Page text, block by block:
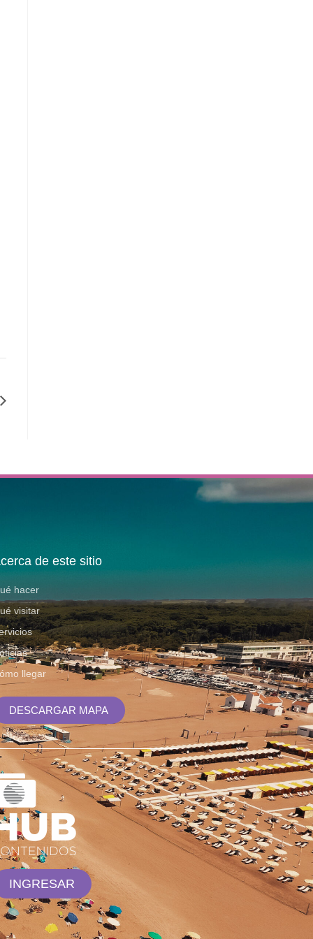
de este sitio
hacer
visitar
llegar
DESCARGAR MAPA
INGRESAR